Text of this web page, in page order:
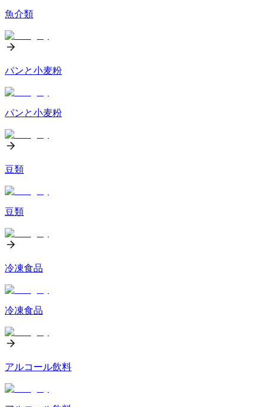
魚介類
パンと小麦粉
パンと小麦粉
豆類
豆類
冷凍食品
冷凍食品
アルコール飲料